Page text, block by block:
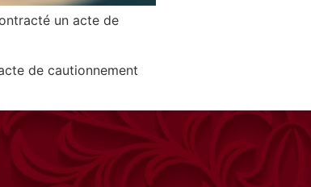
un acte de
de cautionnement